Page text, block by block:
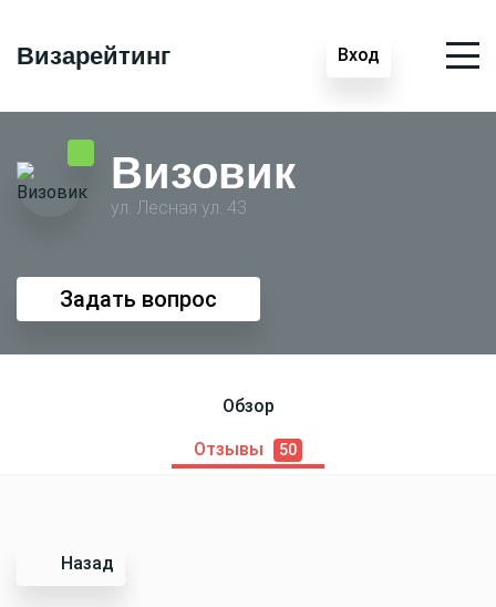
Визарейтинг Вход
Визовик
ул. Лесная ул. 43
Задать вопрос
Обзор
Отзывы 50
Назад